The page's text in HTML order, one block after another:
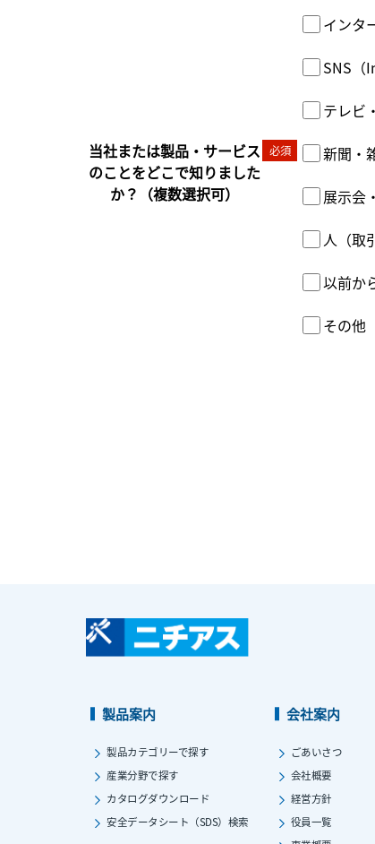
当社または製品・サービス
のことをどこで知りました
か？（複数選択可）
必須
インタ
SNS（
テレビ
新聞・
展示会
人（取
以前か
その他
製品案内
製品カテゴリーで探す
産業分野で探す
カタログダウンロード
安全データシート（SDS）検索
会社案内
ごあいさつ
会社概要
経営方針
役員一覧